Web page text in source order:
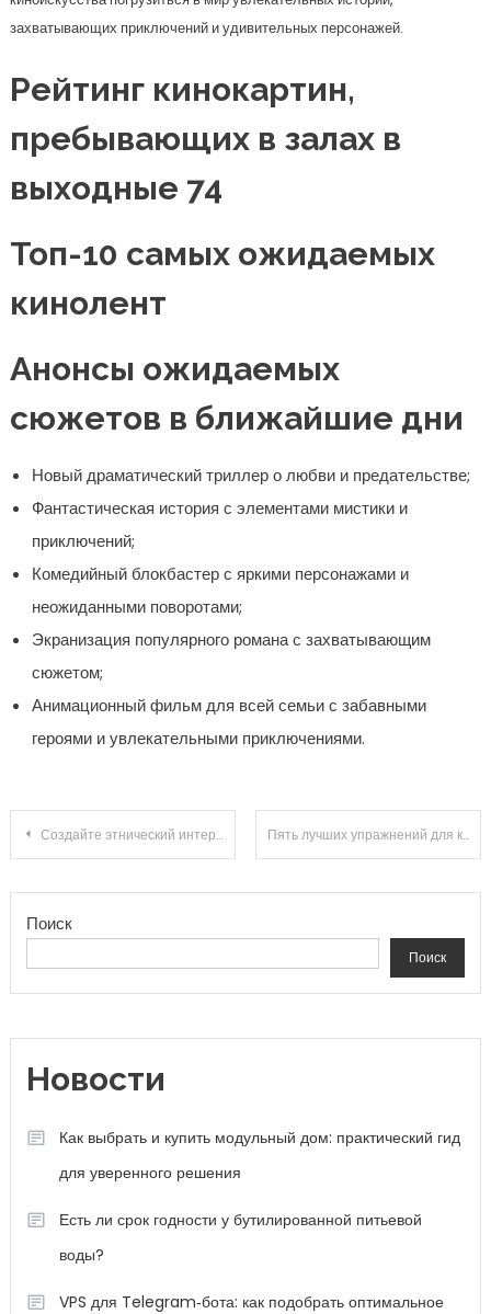
захватывающих приключений и удивительных персонажей.
Рейтинг кинокартин,
пребывающих в залах в
выходные 74
Топ-10 самых ожидаемых
кинолент
Анонсы ожидаемых
сюжетов в ближайшие дни
Новый драматический триллер о любви и предательстве;
Фантастическая история с элементами мистики и
приключений;
Комедийный блокбастер с яркими персонажами и
неожиданными поворотами;
Экранизация популярного романа с захватывающим
сюжетом;
Анимационный фильм для всей семьи с забавными
героями и увлекательными приключениями.
Навигация по записям
Создайте этнический интерьер: секреты уникального стиля для вашего дома Пять лучших упражнений для коры тела
Поиск
Поиск
Новости
Как выбрать и купить модульный дом: практический гид
для уверенного решения
Есть ли срок годности у бутилированной питьевой
воды?
VPS для Telegram‑бота: как подобрать оптимальное